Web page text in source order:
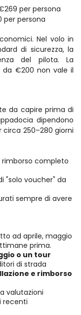
per persona
persona
Nel volo in
di sicurezza, la
del pilota. La
€200 non vale il
da capire prima di
dipendono
250–280 giorni
rimborso completo
"solo voucher" da
sempre di avere
ad aprile, maggio
prima.
o un tour
di strada
e rimborso
valutazioni
recenti